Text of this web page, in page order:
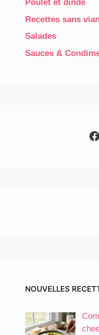
Poulet et dinde
Recettes sans
Salades
Sauces &
NOUVELLES